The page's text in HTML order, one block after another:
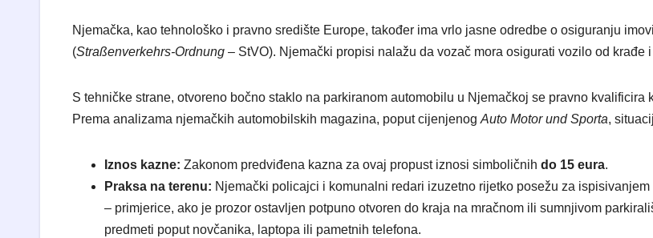
Njemačka, kao tehnološko i pravno središte Europe, također ima vrlo jasne odredbe o osiguranju
(Straßenverkehrs-Ordnung – StVO). Njemački propisi nalažu da vozač mora osigurati vozilo od
S tehničke strane, otvoreno bočno staklo na parkiranom automobilu u Njemačkoj se pravno
Prema analizama njemačkih automobilskih magazina, poput cijenjenog Auto Motor und Sporta,
Iznos kazne: Zakonom predviđena kazna za ovaj propust iznosi simboličnih do 15 eura.
Praksa na terenu: Njemački policajci i komunalni redari izuzetno rijetko posežu za
– primjerice, ako je prozor ostavljen potpuno otvoren do kraja na mračnom ili sumnjivom
predmeti poput novčanika, laptopa ili pametnih telefona.